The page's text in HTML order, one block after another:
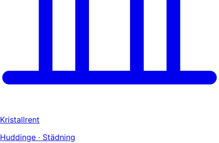
Kristallrent
Huddinge · Städning